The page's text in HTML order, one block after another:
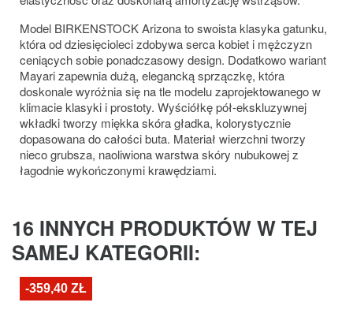
Model BIRKENSTOCK Arizona to swoista klasyka gatunku,
która od dziesięcioleci zdobywa serca kobiet i mężczyzn
ceniących sobie ponadczasowy design. Dodatkowo wariant
Mayari zapewnia dużą, elegancką sprzączkę, która
doskonale wyróżnia się na tle modelu zaprojektowanego w
klimacie klasyki i prostoty. Wyściółkę pół-ekskluzywnej
wkładki tworzy miękka skóra gładka, kolorystycznie
dopasowana do całości buta. Materiał wierzchni tworzy
nieco grubsza, naoliwiona warstwa skóry nubukowej z
łagodnie wykończonymi krawędziami.
16 INNYCH PRODUKTÓW W TEJ
SAMEJ KATEGORII:
-359,40 ZŁ